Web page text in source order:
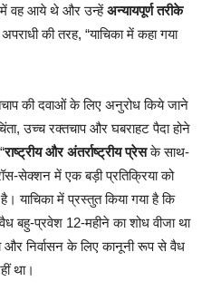
वह आये थे और उन्हेंअन्यायपूर्ण तरीके
की तरह, “याचिका में कहा गया
की दवाओं के लिए अनुरोध किये जाने
उच्च रक्तचाप और घबराहट पैदा होने
राष्ट्रीय और अंतर्राष्ट्रीय प्रेसके साथ-
सेक्शन में एक बड़ी प्रतिक्रिया को
याचिका में प्रस्तुत किया गया है कि
बहु-प्रवेश 12-महीने का शोध वीजा था
और निर्वासन के लिए कानूनी रूप से वैध
था।